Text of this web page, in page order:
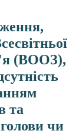
(ВООЗ),
та
чи